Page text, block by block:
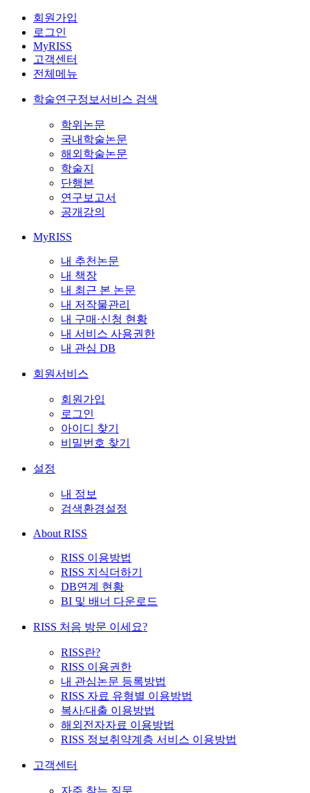
회원가입
로그인
MyRISS
고객센터
전체메뉴
학술연구정보서비스 검색
학위논문
국내학술논문
해외학술논문
학술지
단행본
연구보고서
공개강의
MyRISS
내 추천논문
내 책장
내 최근 본 논문
내 저작물관리
내 구매·신청 현황
내 서비스 사용권한
내 관심 DB
회원서비스
회원가입
로그인
아이디 찾기
비밀번호 찾기
설정
내 정보
검색환경설정
About RISS
RISS 이용방법
RISS 지식더하기
DB연계 현황
BI 및 배너 다운로드
RISS 처음 방문 이세요?
RISS란?
RISS 이용권한
내 관심논문 등록방법
RISS 자료 유형별 이용방법
복사/대출 이용방법
해외전자자료 이용방법
RISS 정보취약계층 서비스 이용방법
고객센터
자주 찾는 질문